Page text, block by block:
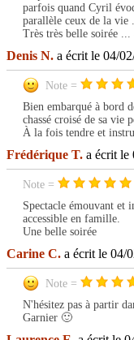
parfois quand Cyril
parallèle ceux de la vie .
Très très belle soirée
Denis N. a écrit le 04/
Note =
Bien embarqué à bord
chassé croisé de sa vie
À la fois tendre et
Frédérique T. a écrit le
Note =
Spectacle émouvant et
accessible en famille.
Une belle soirée
Carine C. a écrit le 04/
Note =
N'hésitez pas à partir
Garnier 🙂